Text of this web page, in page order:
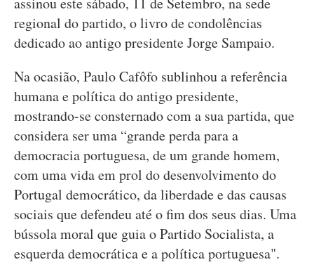
regional do partido, o livro de condolências
dedicado ao antigo presidente Jorge Sampaio.
Na ocasião, Paulo Cafôfo sublinhou a referência
humana e política do antigo presidente,
mostrando-se consternado com a sua partida, que
considera ser uma “grande perda para a
democracia portuguesa, de um grande homem,
com uma vida em prol do desenvolvimento do
Portugal democrático, da liberdade e das causas
sociais que defendeu até o fim dos seus dias. Uma
bússola moral que guia o Partido Socialista, a
esquerda democrática e a política portuguesa".